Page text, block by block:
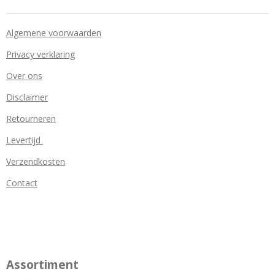
Algemene voorwaarden
Privacy verklaring
Over ons
Disclaimer
Retourneren
Levertijd
Verzendkosten
Contact
Assortiment